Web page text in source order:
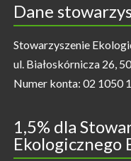
Dane
Stowarzyszenie
ul. Białoskórnicza 26,
Numer konta: 02 1050
1,5% dla
Ekologicznego